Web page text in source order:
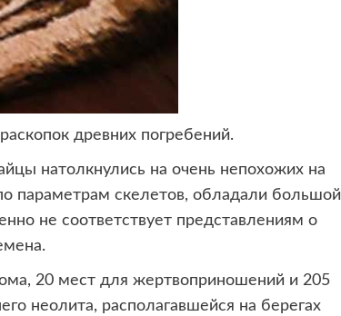
древних погребений.
натолкнулись на очень непохожих на
параметрам скелетов, обладали большой
не соответствует представлениям о
20 мест для жертвоприношений и 205
неолита, располагавшейся на берегах